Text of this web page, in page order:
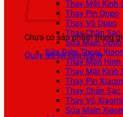
Chưa có sản phẩm trong
Quay trở lại cửa hàng
Thay Mặt Kính
Thay Pin Oppo
Thay Vỏ Oppo
Thay Chân Sạc
Sửa Main Oppo
Sửa Điện Thoại
Thay Màn Hình
Thay Mặt Kính
Thay Pin
Thay Chân Sạc
Thay Vỏ Xiaomi
Sửa Main